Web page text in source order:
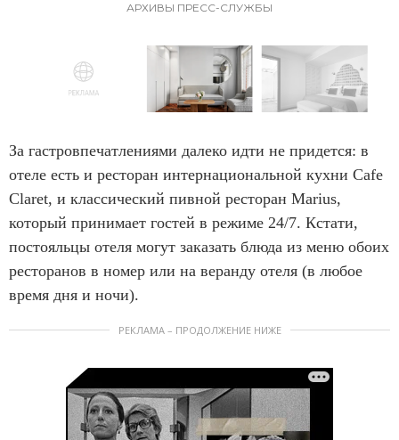
8
АРХИВЫ ПРЕСС-СЛУЖБЫ
t
e
m
1
o
f
8
За гастровпечатлениями далеко идти не придется: в
отеле есть и ресторан интернациональной кухни Cafe
Claret, и классический пивной ресторан Marius,
который принимает гостей в режиме 24/7. Кстати,
постояльцы отеля могут заказать блюда из меню обоих
ресторанов в номер или на веранду отеля (в любое
время дня и ночи).
РЕКЛАМА – ПРОДОЛЖЕНИЕ НИЖЕ